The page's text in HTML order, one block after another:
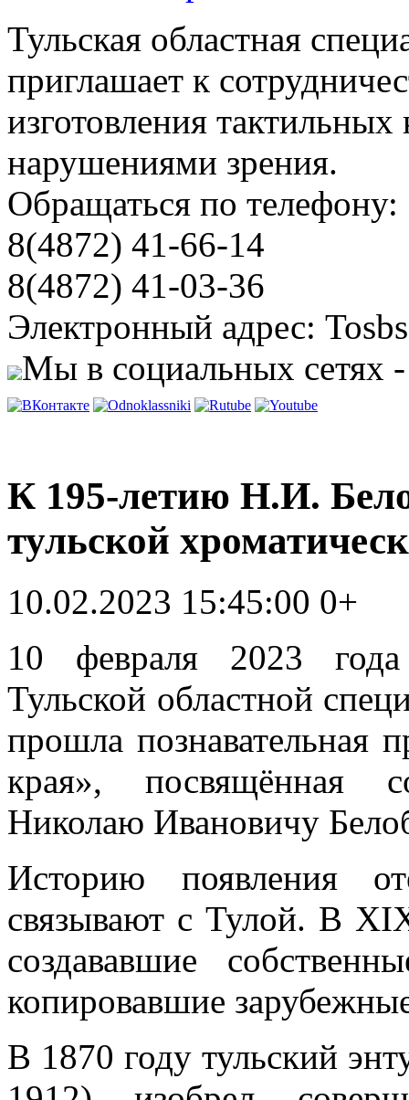
Тульская областная
приглашает к
изготовления
нарушениями зрения.
Обращаться по телефону:
8(4872) 41-66-14
8(4872) 41-03-36
Электронный адрес:
Мы в социальных сетях
К 195-летию Н.И.
тульской
10.02.2023 15:45:00 0+
10 февраля 2023
Тульской областной
прошла познавательная
края», посвящённая
Николаю Ивановичу
Историю появления
связывают с Тулой. В
создававшие
копировавшие
В 1870 году тульский